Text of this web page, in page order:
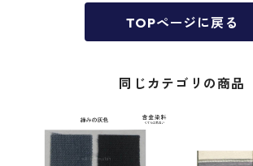
TOPページに戻る
同じカテゴリの商品